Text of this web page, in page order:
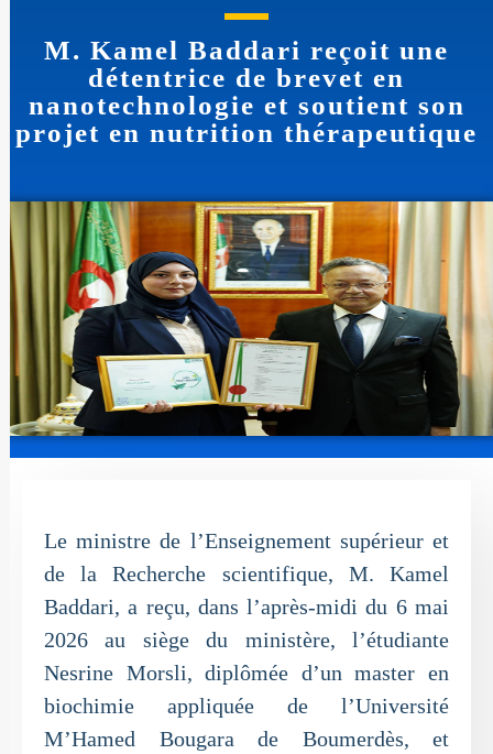
M. Kamel Baddari reçoit une
détentrice de brevet en
nanotechnologie et soutient son
projet en nutrition thérapeutique
Le ministre de l’Enseignement supérieur et
de la Recherche scientifique, M. Kamel
Baddari, a reçu, dans l’après-midi du 6 mai
2026 au siège du ministère, l’étudiante
Nesrine Morsli, diplômée d’un master en
biochimie appliquée de l’Université
M’Hamed Bougara de Boumerdès, et